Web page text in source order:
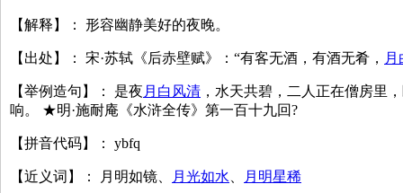
【解释】： 形容幽静美好的夜晚。
【出处】： 宋·苏轼《后赤壁赋》：“有客无酒，有酒无肴，
【举例造句】： 是夜 月白风清 ，水天共碧，二人正在僧房里
响。 ★明·施耐庵《水浒全传》第一百十九回?
【拼音代码】： ybfq
【近义词】： 月明如镜、 月光如水 月明星稀